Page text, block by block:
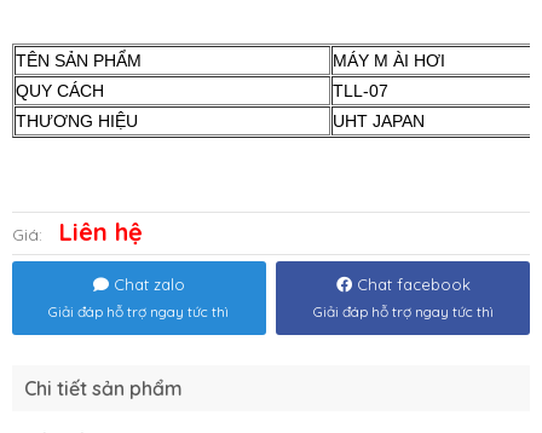
TÊN SẢN PHẨM
MÁY M ÀI HƠI
QUY CÁCH
TLL-07
THƯƠNG HIỆU
UHT JAPAN
Giá: Liên hệ
Chat zalo
Giải đáp hỗ trợ ngay tức thì
Chat facebook
Giải đáp hỗ trợ ngay tức thì
Chi tiết sản phẩm